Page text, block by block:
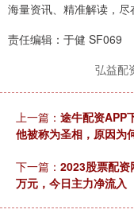
海量资讯、精准解读，尽
责任编辑：于健 SF069
弘益配
上一篇： 途牛配资APP
他被称为圣相，原因为
下一篇： 2023股票配
万元，今日主力净流入